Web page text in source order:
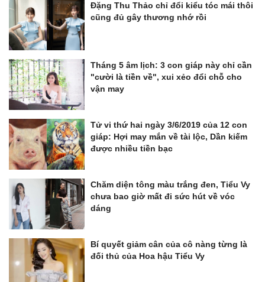
Đặng Thu Thảo chỉ đổi kiểu tóc mái thôi
cũng đủ gây thương nhớ rồi
Tháng 5 âm lịch: 3 con giáp này chỉ cần
"cười là tiền về", xui xẻo đổi chỗ cho
vận may
Tử vi thứ hai ngày 3/6/2019 của 12 con
giáp: Hợi may mắn về tài lộc, Dần kiếm
được nhiều tiền bạc
Chăm diện tông màu trắng đen, Tiểu Vy
chưa bao giờ mất đi sức hút về vóc
dáng
Bí quyết giảm cân của cô nàng từng là
đối thủ của Hoa hậu Tiểu Vy